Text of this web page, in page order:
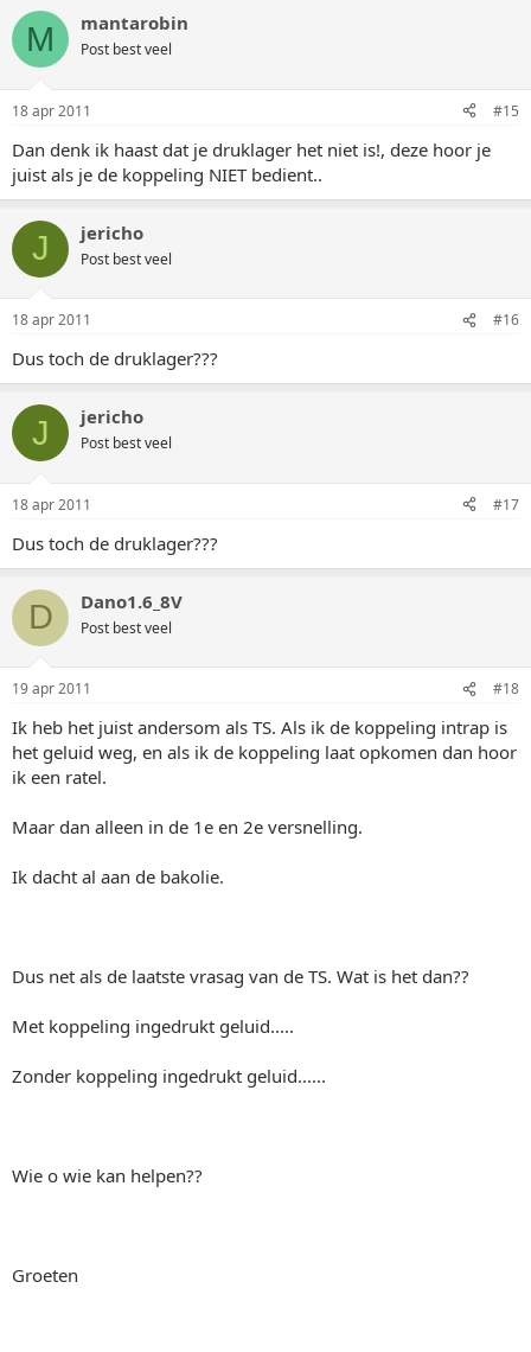
M mantarobin
Post best veel
18 apr 2011 #15
Dan denk ik haast dat je druklager het niet is!, deze hoor je
juist als je de koppeling NIET bedient..
J jericho
Post best veel
18 apr 2011 #16
Dus toch de druklager???
J jericho
Post best veel
18 apr 2011 #17
Dus toch de druklager???
D Dano1.6_8V
Post best veel
19 apr 2011 #18
Ik heb het juist andersom als TS. Als ik de koppeling intrap is
het geluid weg, en als ik de koppeling laat opkomen dan hoor
ik een ratel.
Maar dan alleen in de 1e en 2e versnelling.
Ik dacht al aan de bakolie.
Dus net als de laatste vrasag van de TS. Wat is het dan??
Met koppeling ingedrukt geluid.....
Zonder koppeling ingedrukt geluid......
Wie o wie kan helpen??
Groeten